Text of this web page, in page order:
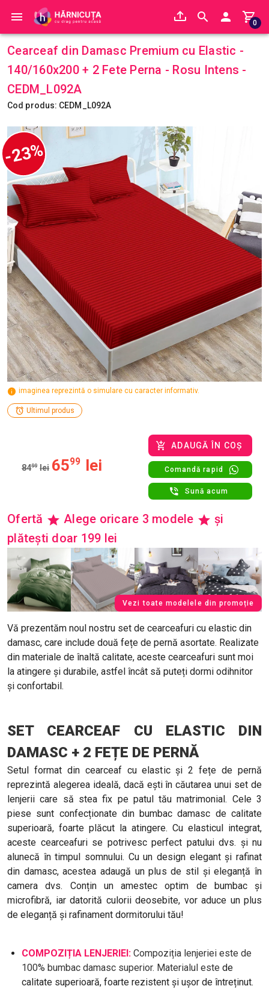
0
Cearceaf din Damasc Premium cu Elastic -
140/160x200 + 2 Fete Perna - Rosu Intens -
CEDM_L092A
Cod produs: CEDM_L092A
-23%
imaginea reprezintă o simulare cu caracter informativ.
Ultimul produs
8499 lei 6599 lei
ADAUGĂ ÎN COȘ
Comandă rapid
Sună acum
Ofertă Alege oricare 3 modele
și
plătești doar 199 lei
Vezi toate modelele din promoție
Vă prezentăm noul nostru set de cearceafuri cu elastic din
damasc, care include două fețe de pernă asortate. Realizate
din materiale de înaltă calitate, aceste cearceafuri sunt moi
la atingere și durabile, astfel încât să puteți dormi odihnitor
și confortabil.
SET CEARCEAF CU ELASTIC DIN
DAMASC + 2 FEȚE DE PERNĂ
Setul format din cearceaf cu elastic și 2 fețe de pernă
reprezintă alegerea ideală, dacă ești în căutarea unui set de
lenjerii care să stea fix pe patul tău matrimonial. Cele 3
piese sunt confecționate din bumbac damasc de calitate
superioară, foarte plăcut la atingere. Cu elasticul integrat,
aceste cearceafuri se potrivesc perfect patului dvs. și nu
alunecă în timpul somnului. Cu un design elegant și rafinat
din damasc, acestea adaugă un plus de stil și eleganță în
camera dvs. Conțin un amestec optim de bumbac și
microfibră, iar datorită culorii deosebite, vor aduce un plus
de eleganță și rafinament dormitorului tău!
COMPOZIȚIA LENJERIEI: Compoziția lenjeriei este de
100% bumbac damasc superior. Materialul este de
calitate superioară, foarte rezistent și ușor de întreținut.